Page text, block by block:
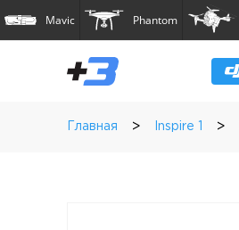
Mavic Phantom
Главная > Inspire 1 >